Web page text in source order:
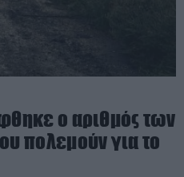
ο αριθμός των
πολεμούν για το